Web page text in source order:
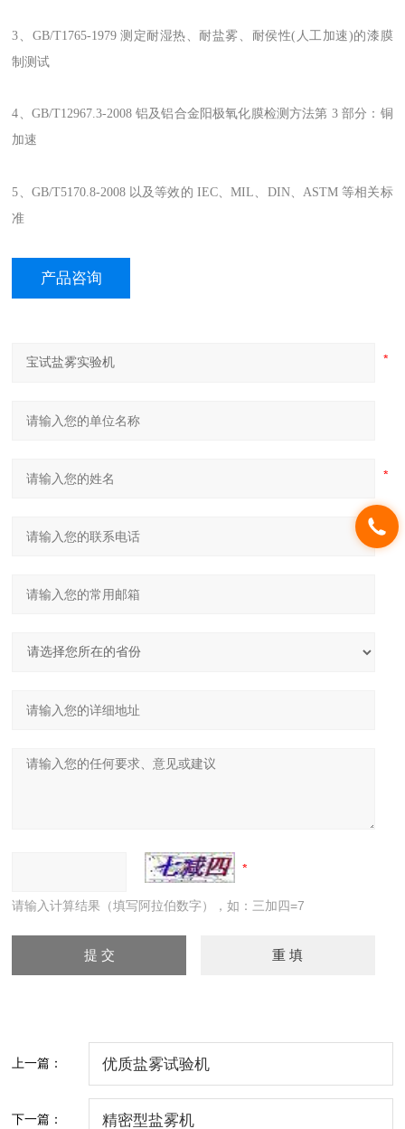
3、GB/T1765-1979 测定耐湿热、耐盐雾、耐侯性(人工加速)的漆膜
制测试
4、GB/T12967.3-2008 铝及铝合金阳极氧化膜检测方法第 3 部分：铜
加速
5、GB/T5170.8-2008 以及等效的 IEC、MIL、DIN、ASTM 等相关标
准
产品咨询
请输入计算结果（填写阿拉伯数字），如：三加四=7
上一篇： 优质盐雾试验机
下一篇： 精密型盐雾机